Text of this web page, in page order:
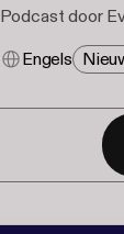
Podcast door
Engels